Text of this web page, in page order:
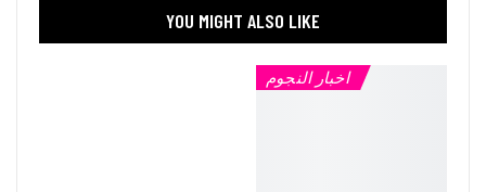
YOU MIGHT ALSO LIKE
اخبار النجوم